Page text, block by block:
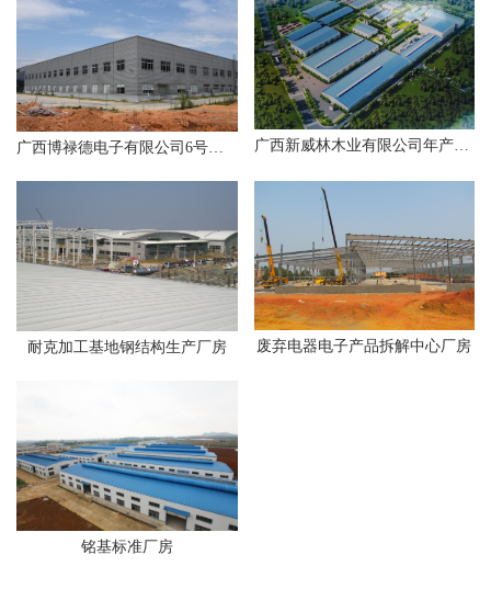
广西新威林木业有限公司年产22万m3 OSB生产线项目
耐克加工基地钢结构生产厂房 废弃电器电子产品拆解中心厂房
铭基标准厂房